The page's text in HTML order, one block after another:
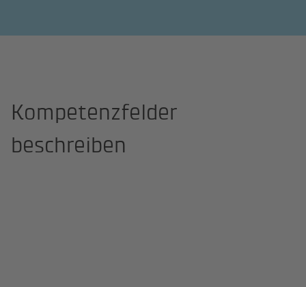
Kompetenzfelder
beschreiben